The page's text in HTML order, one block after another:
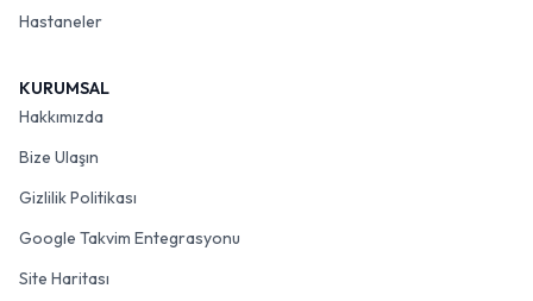
Hastaneler
KURUMSAL
Hakkımızda
Bize Ulaşın
Gizlilik Politikası
Google Takvim Entegrasyonu
Site Haritası